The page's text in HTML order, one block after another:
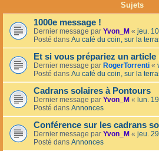
Sujets
1000e message !
Dernier message par Yvon_M « jeu.
Posté dans Au café du coin, sur la
Et si vous prépariez un article
Dernier message par RogerTorrenti «
Posté dans Au café du coin, sur la
Cadrans solaires à Pontours
Dernier message par Yvon_M « lun.
Posté dans Annonces
Conférence sur les cadrans
Dernier message par Yvon_M « jeu.
Posté dans Annonces